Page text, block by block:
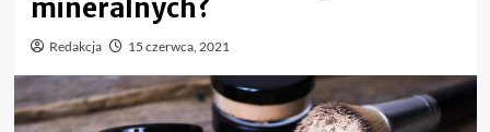
mineralnych?
Redakcja 15 czerwca, 2021